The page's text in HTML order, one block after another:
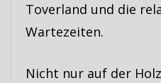
Toverland und die
Wartezeiten.
Nicht nur auf der